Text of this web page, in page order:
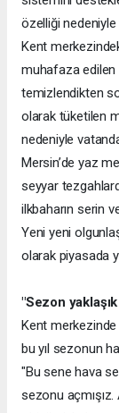
özelliği
Kent
muhafaza edilen
temizlendikten
olarak tüketilen
nedeniyle
Mersin’de yaz
seyyar
ilkbaharın serin
Yeni yeni
olarak piyasada
"Sezon
Kent
bu yıl sezonun
"Bu sene hava
sezonu açmışız.